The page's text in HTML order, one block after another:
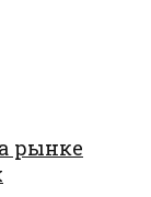
рынке